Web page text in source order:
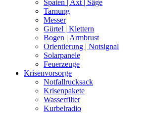
Spaten | Axt | Säge
Tarnung
Messer
Gürtel | Klettern
Bogen | Armbrust
Orientierung | Notsignal
Solarpanele
Feuerzeuge
Krisenvorsorge
Notfallrucksack
Krisenpakete
Wasserfilter
Kurbelradio